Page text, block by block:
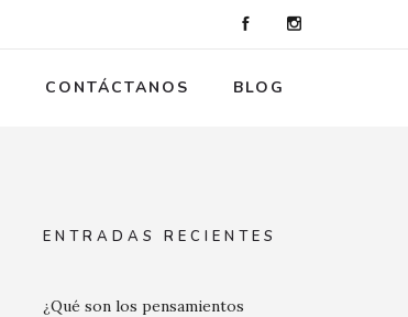
CONTÁCTANOS BLOG
ENTRADAS RECIENTES
¿Qué son los pensamientos